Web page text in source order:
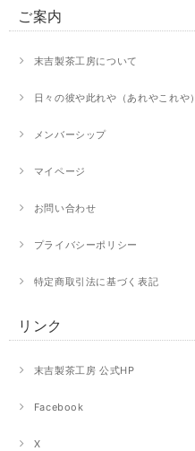
ご案内
末吉製茶工房について
日々の彼や此れや（あれやこれや）
メンバーシップ
マイページ
お問い合わせ
プライバシーポリシー
特定商取引法に基づく表記
リンク
末吉製茶工房 公式HP
Facebook
X